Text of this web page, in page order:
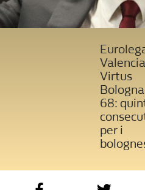
Virtus
68:
per i